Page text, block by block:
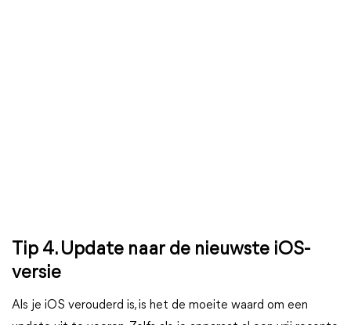
Tip 4. Update naar de nieuwste iOS-
versie
Als je iOS verouderd is, is het de moeite waard om een